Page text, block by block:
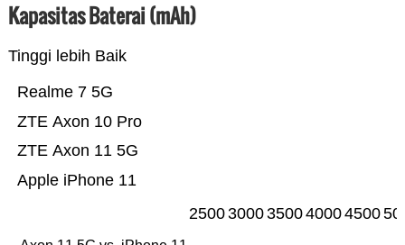
Kapasitas Baterai (mAh)
Tinggi lebih Baik
Apple iPhone 11
ZTE Axon 11 5G
ZTE Axon 10 Pro
Realme 7 5G
25003000350040004500